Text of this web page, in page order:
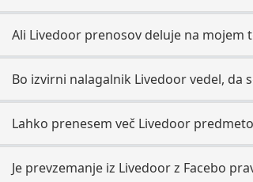
Ali Livedoor prenosov deluje na mojem
Bo izvirni nalagalnik Livedoor vedel, da
Lahko prenesem več Livedoor
Je prevzemanje iz Livedoor z Facebo